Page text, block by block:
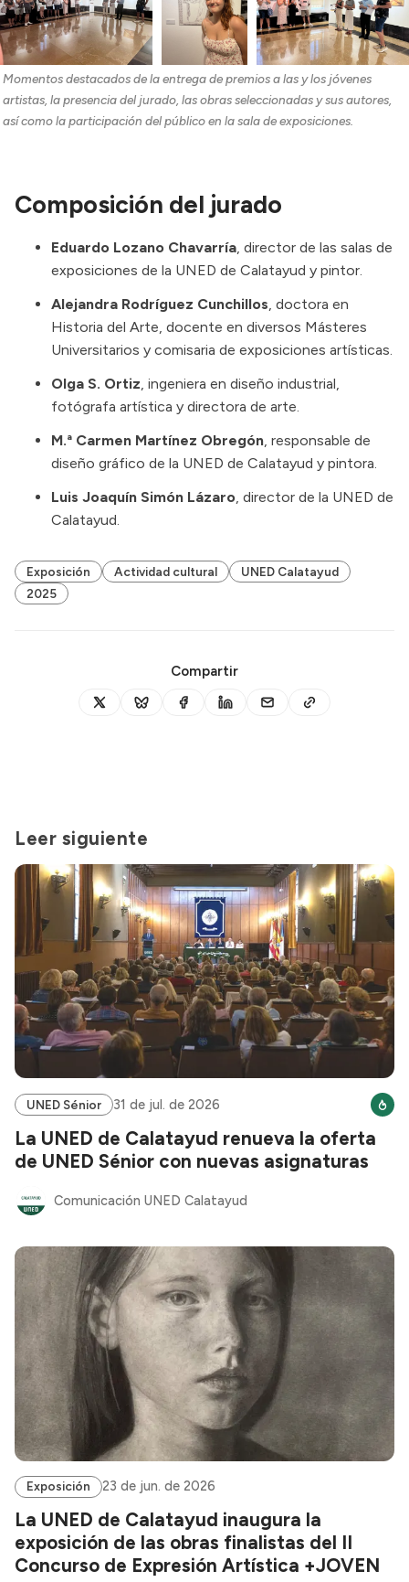
Momentos destacados de la entrega de premios a las y los jóvenes
artistas, la presencia del jurado, las obras seleccionadas y sus autores,
así como la participación del público en la sala de exposiciones.
Composición del jurado
Eduardo Lozano Chavarría, director de las salas de
exposiciones de la UNED de Calatayud y pintor.
Alejandra Rodríguez Cunchillos, doctora en
Historia del Arte, docente en diversos Másteres
Universitarios y comisaria de exposiciones artísticas.
Olga S. Ortiz, ingeniera en diseño industrial,
fotógrafa artística y directora de arte.
M.ª Carmen Martínez Obregón, responsable de
diseño gráfico de la UNED de Calatayud y pintora.
Luis Joaquín Simón Lázaro, director de la UNED de
Calatayud.
Exposición Actividad cultural
UNED Calatayud
2025
Compartir
Leer siguiente
UNED Sénior 31 de jul. de 2026
La UNED de Calatayud renueva la oferta
de UNED Sénior con nuevas asignaturas
Comunicación UNED Calatayud
Exposición 23 de jun. de 2026
La UNED de Calatayud inaugura la
exposición de las obras finalistas del II
Concurso de Expresión Artística +JOVEN